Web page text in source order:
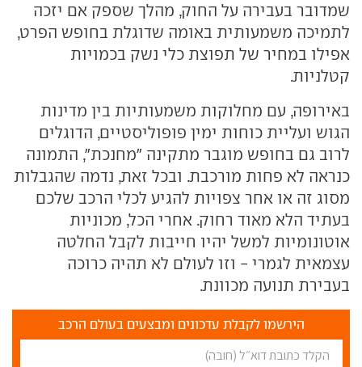
שמדובר בעבירה על החוק, מהלך שספק אם יזכה
לתמיכה משמעותית באומה שדוגלת בחופש הפרט,
אפילו במחיר של תפוצת כלי נשק בכמויות
קטלניות.
באירופה, עם מחלוקות משמעותיות בין מדינות
הגוש ועליית כוחות ימין פופוליסטיים, הדוגלים
לרוב גם בחופש מוגבר מתקינה "מחנכת", התמונה
כנראה לא פחות מורכבת. ובכל זאת, נדמה שהגבלות
מסוג זה או אחר צפויות להגיע לכלי הרכב שלכם
בעתיד הלא מאוד רחוק. אחרי הכל, מכוניות
אוטונומיות למשל יהיו חייבות לקבל החלטה
עצמאית לגמרי - וזו לעולם לא תהיה כרוכה
בעבירת תנועה מכוונת.
הירשמו לקבלת עדכונים ומבצעים בעולם הרכב